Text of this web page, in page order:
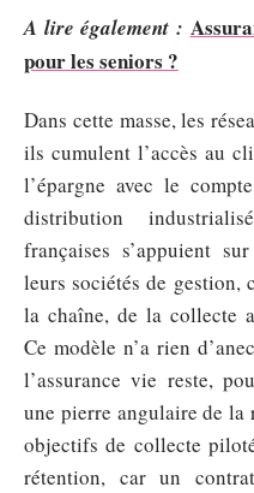
A lire également :
pour les seniors ?
Dans cette masse, les
ils cumulent l’accès au
l’épargne avec le
distribution
françaises s’appuient
leurs sociétés de gestion,
la chaîne, de la collecte
Ce modèle n’a rien
l’assurance vie reste,
une pierre angulaire de la
objectifs de collecte
rétention, car un